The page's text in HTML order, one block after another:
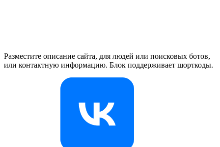
Разместите описание сайта, для людей или поисковых ботов,
или контактную информацию. Блок поддерживает шорткоды.